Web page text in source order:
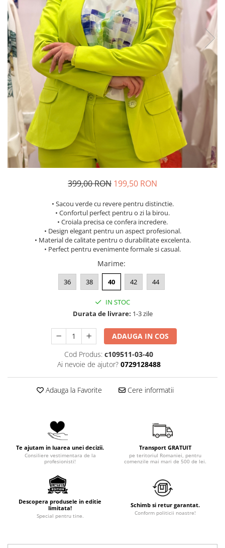
Costume de baie
399,00 RON 199,50 RON
• Sacou verde cu revere pentru distinctie.
• Confortul perfect pentru o zi la birou.
• Croiala precisa ce confera incredere.
• Design elegant pentru un aspect profesional.
• Material de calitate pentru o durabilitate excelenta.
• Perfect pentru evenimente formale si casual.
Marime:
36 38 40 42 44
IN STOC
Durata de livrare: 1-3 zile
ADAUGA IN COS
Cod Produs: c109511-03-40
Ai nevoie de ajutor? 0729128488
Adauga la Favorite Cere informatii
Te ajutam in luarea unei decizii.
Consiliere vestimentara de la
profesionisti!
Transport GRATUIT
pe teritoriul Romaniei, pentru
comenzile mai mari de 500 de lei.
Descopera produsele in editie
limitata!
Special pentru tine.
Schimb si retur garantat.
Conform politicii noastre!